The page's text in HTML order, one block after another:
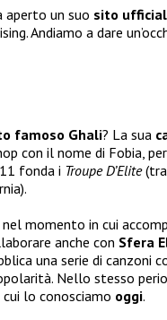
aperto un suo sito
Andiamo a dare
famoso Ghali? La sua
con il nome di Fobia,
fonda i Troupe D’Elite(tra
momento in cui
anche con Sfera
una serie di canzoni
Nello stesso
cui lo conosciamo oggi.